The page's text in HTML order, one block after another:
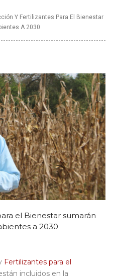
Y Fertilizantes Para El Bienestar
A 2030
el Bienestar sumarán
a 2030
Fertilizantes para el
incluidos en la